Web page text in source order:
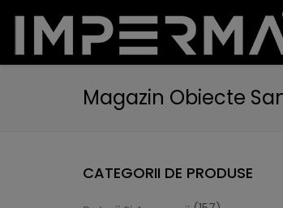
Magazin Obiecte
CATEGORII DE PRODUSE